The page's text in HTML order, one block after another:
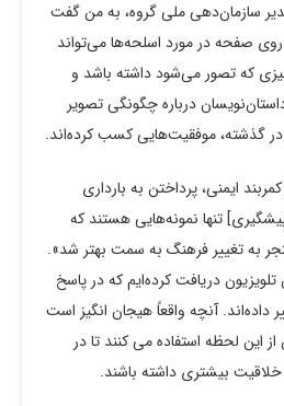
سازمان‌دهی ملی گروه، به من گفت
روی صفحه در مورد اسلحه‌ها می‌تواند
که تصور می‌شود داشته باشد و
درباره چگونگی تصویر
گذشته، موفقیت‌هایی کسب کرده‌اند.
ایمنی، پرداختن به بارداری
تنها نمونه‌هایی هستند که
منجر به تغییر فرهنگ به سمت بهتر شد».
تلویزیون دریافت کرده‌ایم که در پاسخ
داده‌اند. آنچه واقعاً هیجان انگیز است
این لحظه استفاده می کنند تا در
بیشتری داشته باشند.